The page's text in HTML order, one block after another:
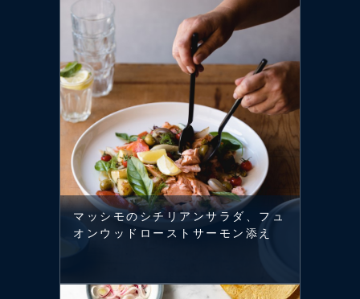
マッシモのシチリアンサラダ、フュ
オンウッドローストサーモン添え